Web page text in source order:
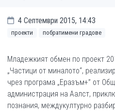
4 Септември 2015, 14:43
проекти побратимени градове
Младежкият обмен по проект
„Частици от миналото“,
чрез програма „Еразъм+” от
администрация на Аалст,
познания, междукултурно